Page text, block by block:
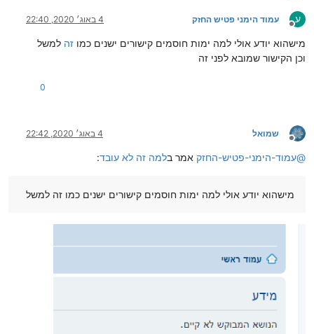
ע
מנותק
עמוד הימני פטיש החזק 4 באוג׳ 2020, 22:40
מישהוא יודע אולי למה ימות חוסמים קישורים ישנים כמו זה למשל
וכן הקישור שמובא לפני זה
0
מנותק
שמואל 4 באוג׳ 2020, 22:42
@עמוד-הימני-פטיש-החזק אמר בלמה זה לא עובד:
מישהוא יודע אולי למה ימות חוסמים קישורים ישנים כמו זה למשל